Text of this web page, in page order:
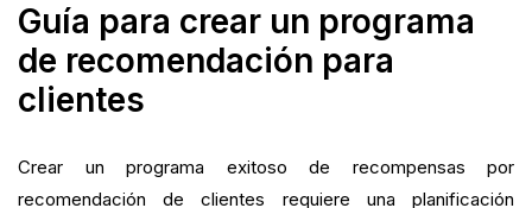
Guía para crear un programa
de recomendación para
clientes
Crear un programa exitoso de recompensas por
recomendación de clientes requiere una planificación